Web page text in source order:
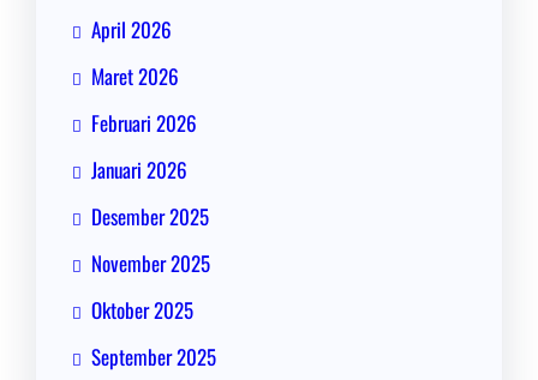
April 2026
Maret 2026
Februari 2026
Januari 2026
Desember 2025
November 2025
Oktober 2025
September 2025